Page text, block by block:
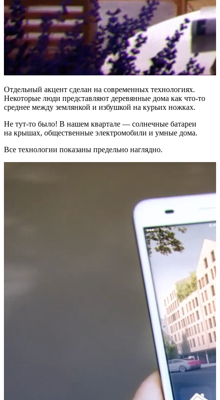
Отдельный акцент сделан на современных технологиях.
Некоторые люди представляют деревянные дома как что-то
среднее между землянкой и избушкой на курьих ножках.
Не тут-то было! В нашем квартале — солнечные батареи
на крышах, общественные электромобили и умные дома.
Все технологии показаны предельно наглядно.